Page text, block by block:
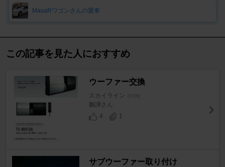
MasaRワゴンさんの愛車
この記事を見た人におすすめ
ウーファー交換
スカイライン [V36]
雛譁さん
4
1
サブウーファー取り付け